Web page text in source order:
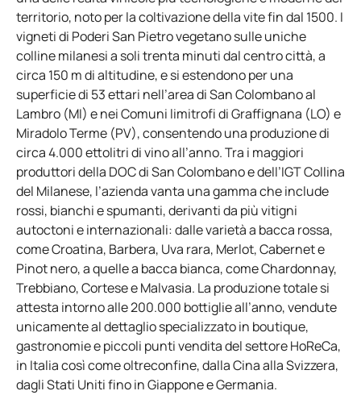
territorio, noto per la coltivazione della vite fin dal 1500. I
vigneti di Poderi San Pietro vegetano sulle uniche
colline milanesi a soli trenta minuti dal centro città, a
circa 150 m di altitudine, e si estendono per una
superficie di 53 ettari nell’area di San Colombano al
Lambro (MI) e nei Comuni limitrofi di Graffignana (LO) e
Miradolo Terme (PV), consentendo una produzione di
circa 4.000 ettolitri di vino all’anno. Tra i maggiori
produttori della DOC di San Colombano e dell’IGT Collina
del Milanese, l’azienda vanta una gamma che include
rossi, bianchi e spumanti, derivanti da più vitigni
autoctoni e internazionali: dalle varietà a bacca rossa,
come Croatina, Barbera, Uva rara, Merlot, Cabernet e
Pinot nero, a quelle a bacca bianca, come Chardonnay,
Trebbiano, Cortese e Malvasia. La produzione totale si
attesta intorno alle 200.000 bottiglie all’anno, vendute
unicamente al dettaglio specializzato in boutique,
gastronomie e piccoli punti vendita del settore HoReCa,
in Italia così come oltreconfine, dalla Cina alla Svizzera,
dagli Stati Uniti fino in Giappone e Germania.